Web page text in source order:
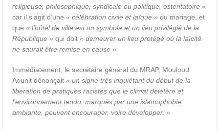
religieuse, philosophique, syndicale ou politique, ostentatoire »
car il s’agit d’une« célébration civile et laïque » du mariage, et
que« l’hôtel de ville est un symbole et un lieu privilégié de la
République » qui doit « demeurer un lieu protégé où la laïcité
ne saurait être remise en cause »
Immédiatement, le secrétaire général du MRAP, Mouloud
Aounit dénonçait« un signe très inquiétant du début de la
libération de pratiques racistes que le climat délétère et
l’environnement tendu, marqués par une islamophobie
ambiante, peuvent encourager, voire développer. »